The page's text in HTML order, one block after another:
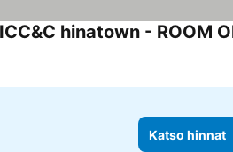
hinatown - ROOM
Katso hinnat